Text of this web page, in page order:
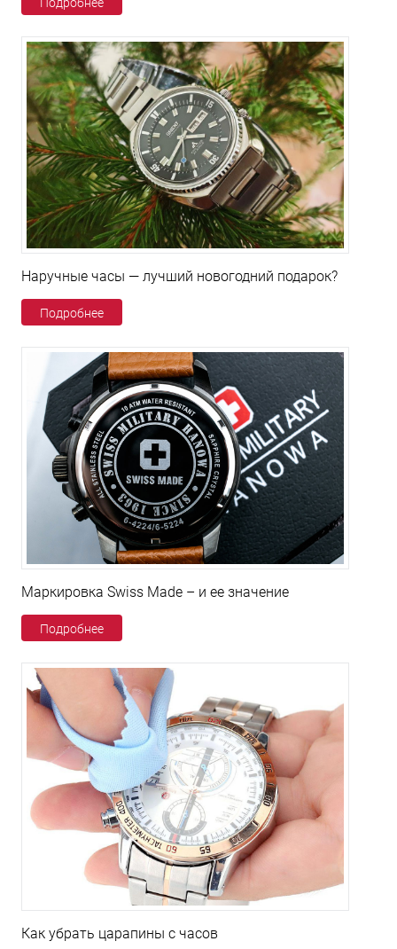
Подробнее
Наручные часы — лучший новогодний подарок?
Подробнее
Маркировка Swiss Made – и ее значение
Подробнее
Как убрать царапины с часов